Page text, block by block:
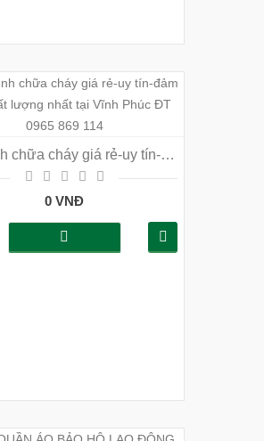
Bán bình chữa cháy giá rẻ-uy tín-đảm bảo chất lượng nhất tại Vĩnh Phúc ĐT 0965 869 114
0 VNĐ